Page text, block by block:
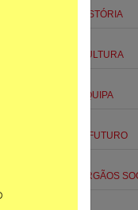
HISTÓRIA
CULTURA
EQUIPA
O FUTURO
ORGÃOS